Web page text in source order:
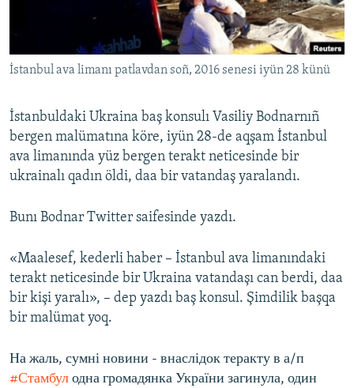
QOŞULIÑIZ!
RFE/RS bütün saytları
İstanbul ava limanı patlavdan soñ, 2016 senesi iyün 28 künü
İstanbuldaki Ukraina baş konsulı Vasiliy Bodnarnıñ
bergen malümatına köre, iyün 28-de aqşam İstanbul
ava limanında yüz bergen terakt neticesinde bir
ukrainalı qadın öldi, daa bir vatandaş yaralandı.
Bunı Bodnar Twitter saifesinde yazdı.
«Maalesef, kederli haber – İstanbul ava limanındaki
terakt neticesinde bir Ukraina vatandaşı can berdi, daa
bir kişi yaralı», – dep yazdı baş konsul. Şimdilik başqa
bir malümat yoq.
На жаль, сумні новини - внаслідок теракту в а/п
#Стамбул одна громадянка України загинула, один